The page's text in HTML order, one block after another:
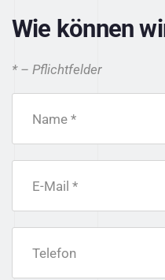
Wie können
* – Pflichtfelder
Name *
E-Mail *
Telefon